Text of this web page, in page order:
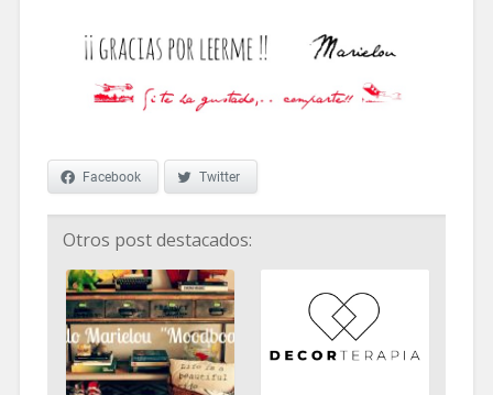
Facebook Twitter
Otros post destacados: